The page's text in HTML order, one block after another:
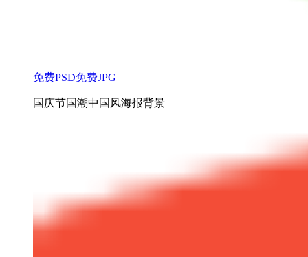
免费PSD免费JPG
国庆节国潮中国风海报背景